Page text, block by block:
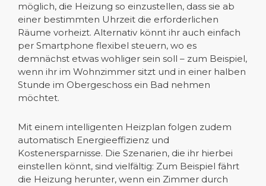
möglich, die Heizung so einzustellen, dass sie ab
einer bestimmten Uhrzeit die erforderlichen
Räume vorheizt. Alternativ könnt ihr auch einfach
per Smartphone flexibel steuern, wo es
demnächst etwas wohliger sein soll – zum Beispiel,
wenn ihr im Wohnzimmer sitzt und in einer halben
Stunde im Obergeschoss ein Bad nehmen
möchtet.
Mit einem intelligenten Heizplan folgen zudem
automatisch Energieeffizienz und
Kostenersparnisse. Die Szenarien, die ihr hierbei
einstellen könnt, sind vielfältig: Zum Beispiel fährt
die Heizung herunter, wenn ein Zimmer durch